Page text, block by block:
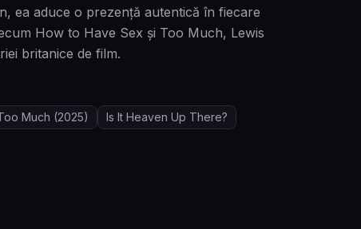
ea aduce o prezență autentică în fiecare
How to Have Sex și Too Much, Lewis
britanice de film.
Much (2025)
Is It Heaven Up There?